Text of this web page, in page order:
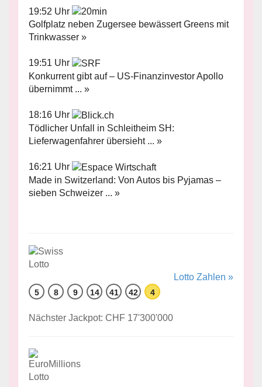
19:52 Uhr
Golfplatz neben Zugersee bewässert Greens mit
Trinkwasser »
19:51 Uhr
Konkurrent gibt auf – US-Finanzinvestor Apollo
übernimmt ... »
18:16 Uhr
Tödlicher Unfall in Schleitheim SH:
Lieferwagenfahrer übersieht ... »
16:21 Uhr
Made in Switzerland: Von Autos bis Pyjamas –
sieben Schweizer ... »
Lotto Zahlen »
5 8 9 14 41 42 4
Nächster Jackpot: CHF 17'300'000